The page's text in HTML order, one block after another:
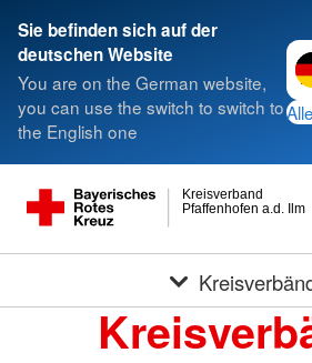
Sie befinden sich auf der
deutschen Website
You are on the German website,
you can use the switch to switch to
the English one
Pfaffenhofen a.d. Ilm
Kreisverband